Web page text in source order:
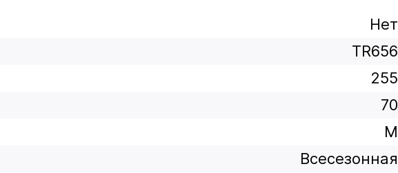
Нет
TR656
255
70
M
Всесезонная